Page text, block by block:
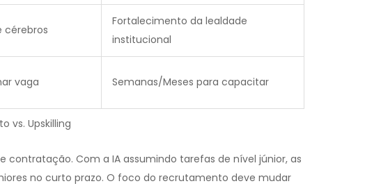
vs. Upskilling
cérebros
Fortalecimento da lealdade
institucional
vaga Semanas/Meses para capacitar
contratação. Com a IA assumindo tarefas de nível júnior, as
no curto prazo. O foco do recrutamento deve mudar